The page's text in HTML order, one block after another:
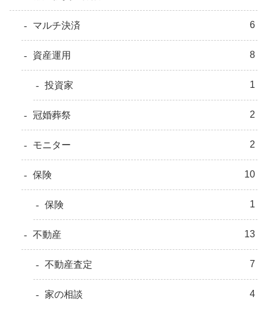
マルチ決済 6
資産運用 8
投資家 1
冠婚葬祭 2
モニター 2
保険 10
保険 1
不動産 13
不動産査定 7
家の相談 4